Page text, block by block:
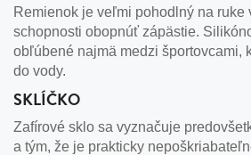
Remienok je veľmi pohodlný na ruke
schopnosti obopnúť zápästie.
obľúbené najmä medzi športovcami,
do vody.
SKLÍČKO
Zafírové sklo sa vyznačuje
a tým, že je prakticky